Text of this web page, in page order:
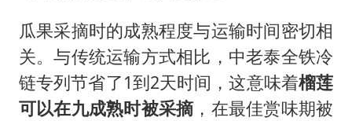
瓜果采摘时的成熟程度与运输时间密切相
关。与传统运输方式相比，中老泰全铁冷
链专列节省了1到2天时间，这意味着榴莲
可以在九成熟时被采摘，在最佳赏味期被